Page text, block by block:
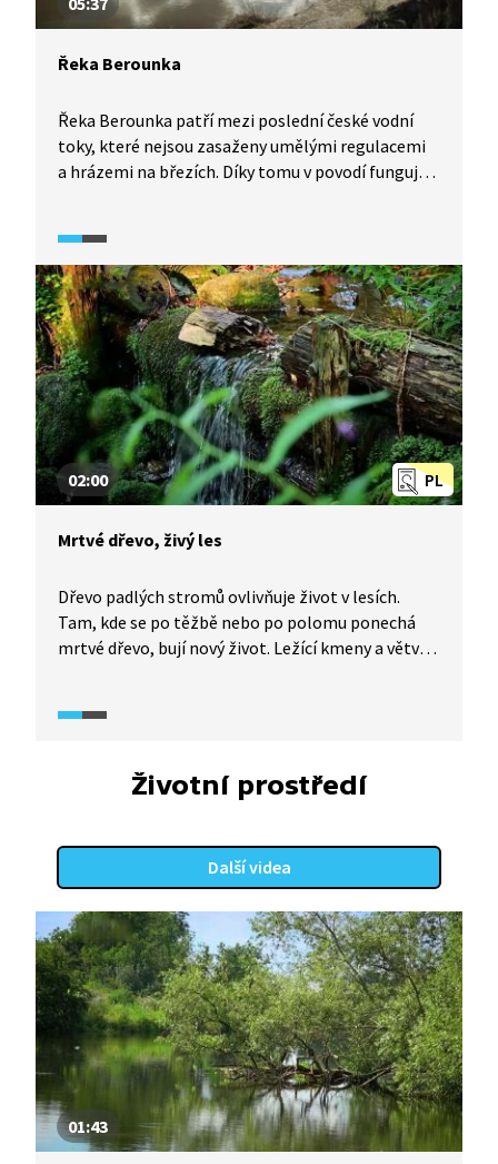
Řeka Berounka
Řeka Berounka patří mezi poslední české vodní
toky, které nejsou zasaženy umělými regulacemi
a hrázemi na březích. Díky tomu v povodí funguje
je Berounka neodmyslitelně spjatá.
PL
02:00
Mrtvé dřevo, živý les
Dřevo padlých stromů ovlivňuje život v lesích.
Tam, kde se po těžbě nebo po polomu ponechá
mrtvé dřevo, bují nový život. Ležící kmeny a větve
vytvoří mikroklima vhodné pro růst nové generace
je i nejlepším základem pro výživu mladých
stromků. Mrtvé dřevo znamená živý les.
Životní prostředí
Další videa
01:43